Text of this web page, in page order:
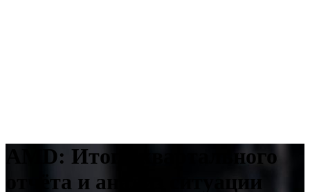
AMD: Итоги квартального
отчёта и анализ ситуации